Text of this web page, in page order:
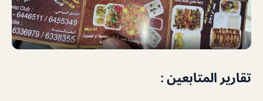
تقارير المتابعين :